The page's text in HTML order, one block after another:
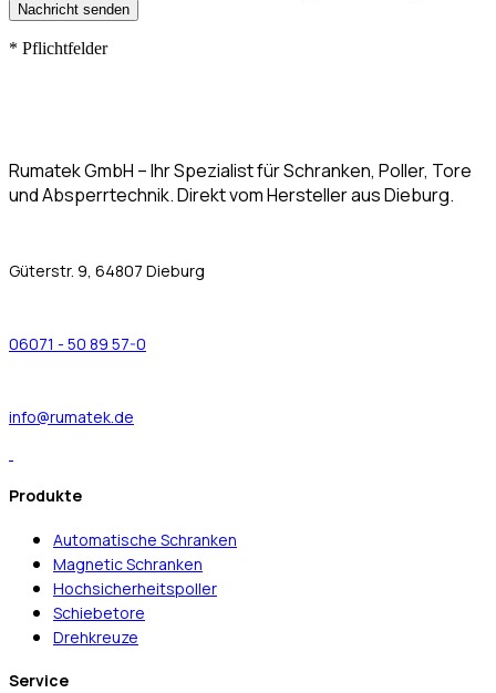
Nachricht senden
* Pflichtfelder
Rumatek GmbH – Ihr Spezialist für Schranken, Poller, Tore
und Absperrtechnik. Direkt vom Hersteller aus Dieburg.
Güterstr. 9, 64807 Dieburg
06071 - 50 89 57-0
info@rumatek.de
Produkte
Automatische Schranken
Magnetic Schranken
Hochsicherheitspoller
Schiebetore
Drehkreuze
Service